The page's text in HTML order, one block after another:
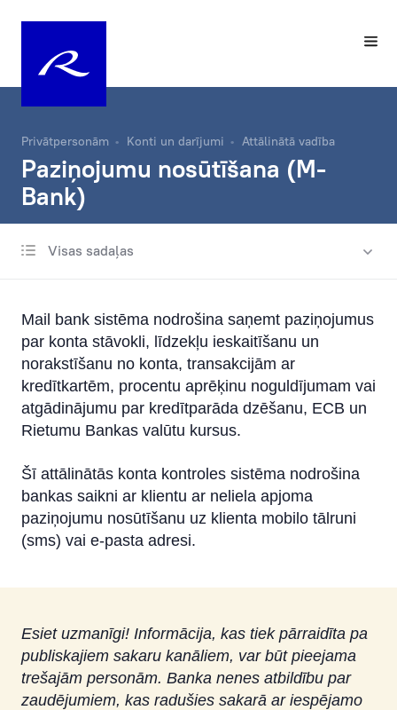
Privātpersonām Konti un darījumi Attālinātā vadība
Paziņojumu nosūtīšana (M-
Bank)
Visas sadaļas
Norēķinu konts
Operācijas ar valūtām
Attālinātā vadība
Datorā
Planšetdatorā vai viedtālrunī
Tālrunis
Paziņojumu nosūtīšana (M-Bank)
IBAN kalkulators
Mail bank sistēma nodrošina saņemt paziņojumus
par konta stāvokli, līdzekļu ieskaitīšanu un
norakstīšanu no konta, transakcijām ar
kredītkartēm, procentu aprēķinu noguldījumam vai
atgādinājumu par kredītparāda dzēšanu, ECB un
Rietumu Bankas valūtu kursus.
Šī attālinātās konta kontroles sistēma nodrošina
bankas saikni ar klientu ar neliela apjoma
paziņojumu nosūtīšanu uz klienta mobilo tālruni
(sms) vai e-pasta adresi.
Esiet uzmanīgi! Informācija, kas tiek pārraidīta pa
publiskajiem sakaru kanāliem, var būt pieejama
trešajām personām. Banka nenes atbildību par
zaudējumiem, kas radušies sakarā ar iespējamo